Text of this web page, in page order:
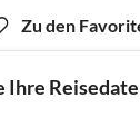
Zu den
Ihre